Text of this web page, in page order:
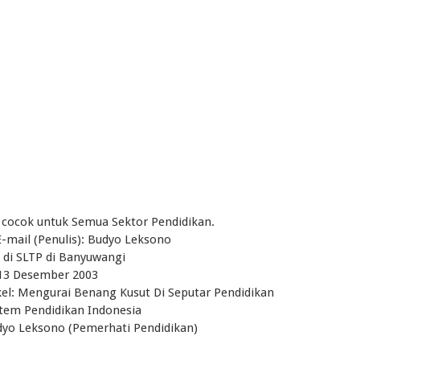
untuk Semua Sektor Pendidikan.
mail (Penulis): Budyo Leksono
di SLTP di Banyuwangi
Desember 2003
Mengurai Benang Kusut Di Seputar Pendidikan
Pendidikan Indonesia
Leksono (Pemerhati Pendidikan)